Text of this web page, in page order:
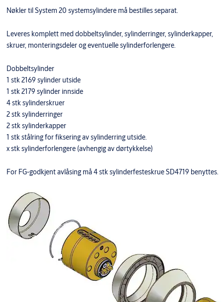
Nøkler til System 20 systemsylindere må bestilles separat.
Leveres komplett med dobbeltsylinder, sylinderringer, sylinderkapper,
skruer, monteringsdeler og eventuelle sylinderforlengere.
Dobbeltsylinder
1 stk 2169 sylinder utside
1 stk 2179 sylinder innside
4 stk sylinderskruer
2 stk sylinderringer
2 stk sylinderkapper
1 stk stålring for fiksering av sylinderring utside.
x stk sylinderforlengere (avhengig av dørtykkelse)
For FG-godkjent avlåsing må 4 stk sylinderfesteskrue SD4719 benyttes.